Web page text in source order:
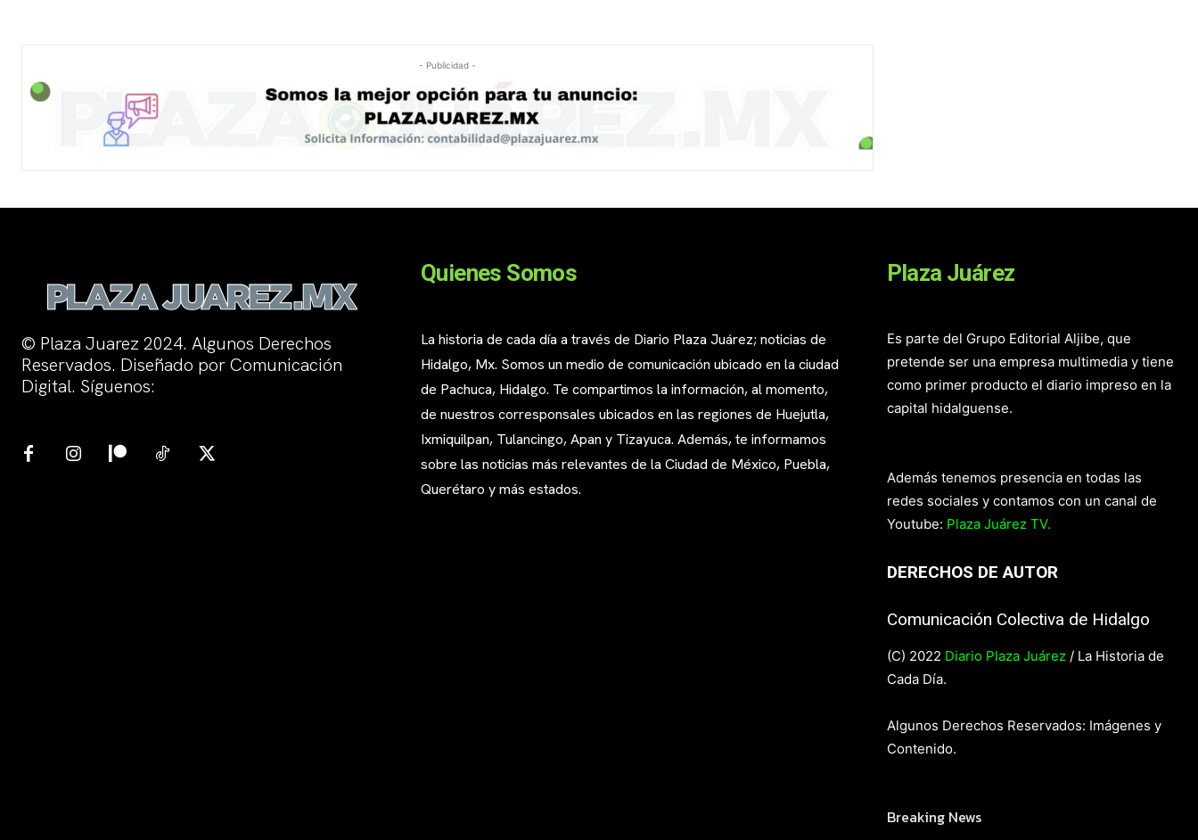
- Publicidad -
© Plaza Juarez 2024. Algunos Derechos
Reservados. Diseñado por Comunicación
Digital. Síguenos:
Quienes Somos
La historia de cada día a través de Diario Plaza Juárez; noticias de
Hidalgo, Mx. Somos un medio de comunicación ubicado en la ciudad
de Pachuca, Hidalgo. Te compartimos la información, al momento,
de nuestros corresponsales ubicados en las regiones de Huejutla,
Ixmiquilpan, Tulancingo, Apan y Tizayuca. Además, te informamos
sobre las noticias más relevantes de la Ciudad de México, Puebla,
Querétaro y más estados.
Plaza Juárez
Es parte del Grupo Editorial Aljibe, que
pretende ser una empresa multimedia y tiene
como primer producto el diario impreso en la
capital hidalguense.
Además tenemos presencia en todas las
redes sociales y contamos con un canal de
Youtube: Plaza Juárez TV.
DERECHOS DE AUTOR
Comunicación Colectiva de Hidalgo
(C) 2022 Diario Plaza Juárez / La Historia de
Cada Día.
Algunos Derechos Reservados: Imágenes y
Contenido.
Breaking News